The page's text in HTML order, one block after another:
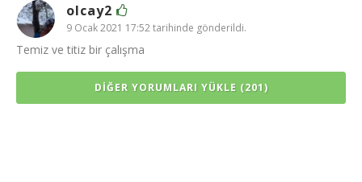
olcay2
9 Ocak 2021 17:52 tarihinde gönderildi.
Temiz ve titiz bir çalışma
DIĞER YORUMLARI YÜKLE (201)